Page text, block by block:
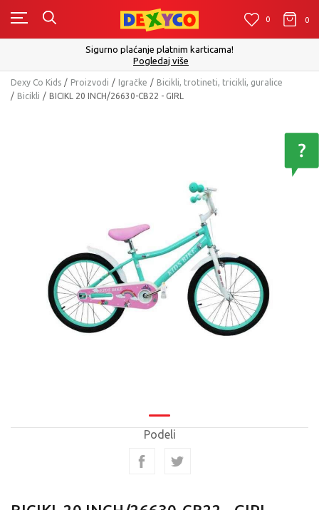
0 0
Sigurno plaćanje platnim karticama!
Pogledaj više
Dexy Co Kids Proizvodi Igračke
Bicikli, trotineti, tricikli, guralice
Bicikli
BICIKL 20 INCH/26630-CB22 - GIRL
Podeli